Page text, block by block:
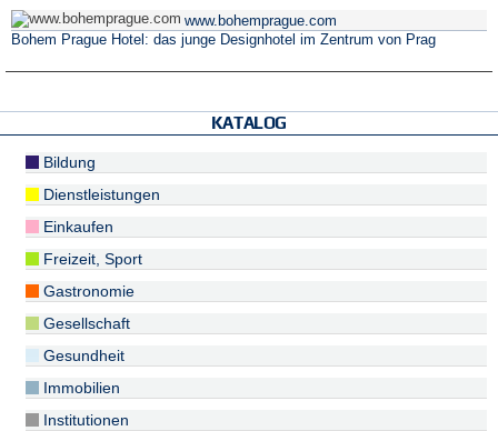
www.bohemprague.com
Bohem Prague Hotel: das junge Designhotel im Zentrum von Prag
KATALOG
Bildung
Dienstleistungen
Einkaufen
Freizeit, Sport
Gastronomie
Gesellschaft
Gesundheit
Immobilien
Institutionen